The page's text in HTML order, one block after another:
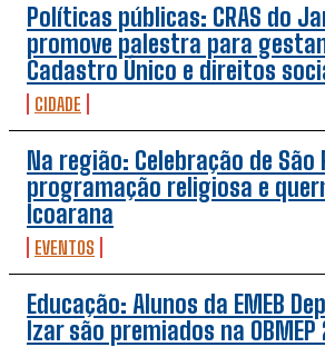
Políticas públicas: CRAS do
promove palestra para
Cadastro Único e direitos
CIDADE
Na região: Celebração de São
programação religiosa e
Icoarana
EVENTOS
Educação: Alunos da EMEB
Izar são premiados na OBMEP